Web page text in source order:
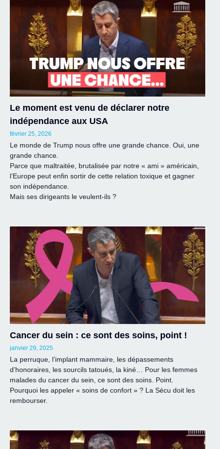
Le moment est venu de déclarer notre
indépendance aux USA
février 25, 2026
Le monde de Trump nous offre une grande chance. Oui, une
grande chance.
Parce que maltraitée, brutalisée par notre « ami » américain,
l’Europe peut enfin sortir de cette relation toxique et gagner
son indépendance.
Mais ses dirigeants le veulent-ils ?
Cancer du sein : ce sont des soins, point !
janvier 29, 2025
La perruque, l’implant mammaire, les dépassements
d’honoraires, les sourcils tatoués, la kiné… Pour les femmes
malades du cancer du sein, ce sont des soins. Point.
Pourquoi les appeler « soins de confort » ? La Sécu doit les
rembourser.